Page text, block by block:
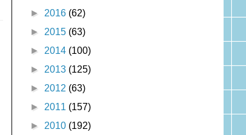
► 2016 (62)
► 2015 (63)
► 2014 (100)
► 2013 (125)
► 2012 (63)
► 2011 (157)
► 2010 (192)